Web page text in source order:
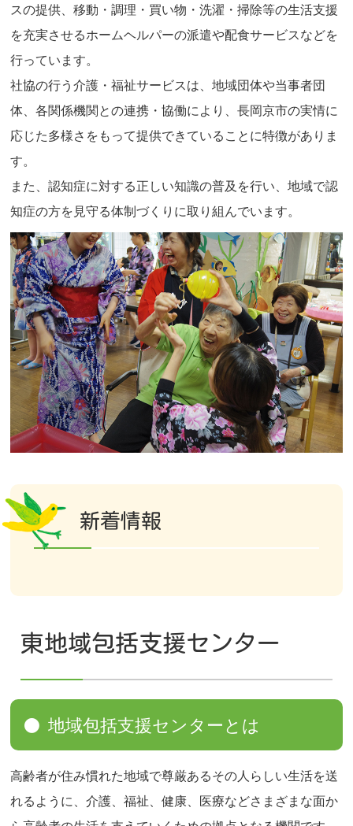
スの提供、移動・調理・買い物・洗濯・掃除等の生活支援
を充実させるホームヘルパーの派遣や配食サービスなどを
行っています。
社協の行う介護・福祉サービスは、地域団体や当事者団
体、各関係機関との連携・協働により、長岡京市の実情に
応じた多様さをもって提供できていることに特徴がありま
す。
また、認知症に対する正しい知識の普及を行い、地域で認
知症の方を見守る体制づくりに取り組んでいます。
新着情報
東地域包括支援センター
地域包括支援センターとは
高齢者が住み慣れた地域で尊厳あるその人らしい生活を送
れるように、介護、福祉、健康、医療などさまざまな面か